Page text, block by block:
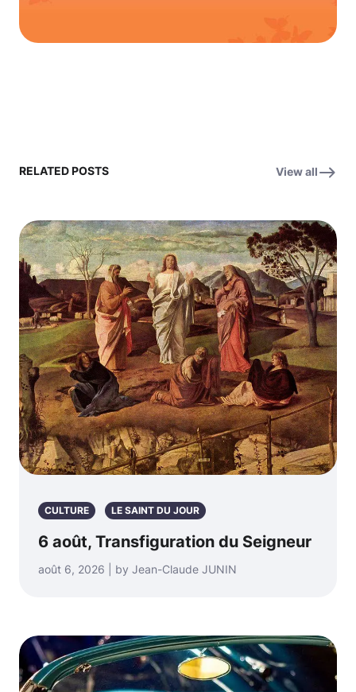
RELATED POSTS View all
CULTURE LE SAINT DU JOUR
6 août, Transfiguration du Seigneur
août 6, 2026 | by Jean-Claude JUNIN